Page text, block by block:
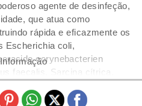
agente de desinfeção,
que atua como
rápida e eficazmente os
Escherichia coli,
corynebacterien
faecalis, Sarcina cítrica,
etc. BIOBAC Verde Pinho